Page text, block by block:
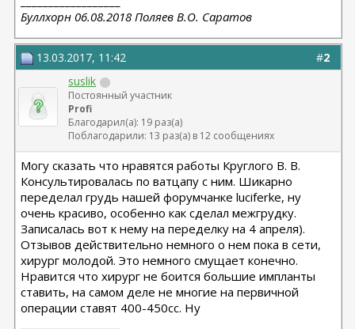
Буллхорн 06.08.2018 Поляев В.О. Саратов
#2
13.03.2017, 11:42
suslik
Постоянный участник
Profi
Благодарил(а): 19 раз(а)
Поблагодарили: 13 раз(а) в 12 сообщениях
Могу сказать что нравятся работы Круглого В. В.
Консультировалась по ватцапу с ним. Шикарно
переделал грудь нашей форумчанке luciferke, ну
очень красиво, особенно как сделал межгрудку.
Записалась вот к нему на переделку на 4 апреля).
Отзывов действительно немного о нем пока в сети,
хирург молодой. Это немного смущает конечно.
Нравится что хирург не боится большие импланты
ставить, на самом деле не многие на первичной
операции ставят 400-450сс. Ну